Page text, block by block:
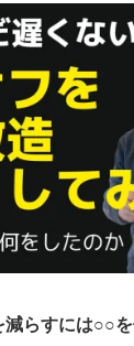
らすには○○を